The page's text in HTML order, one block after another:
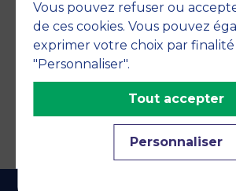
Vous pouvez refuser ou
de ces cookies. Vous pouvez
exprimer votre choix par finalité
"Personnaliser".
Personnaliser
Tout accepter